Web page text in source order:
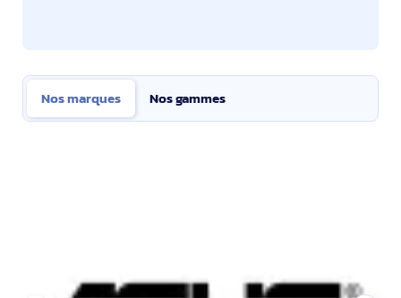
Nos marques Nos gammes